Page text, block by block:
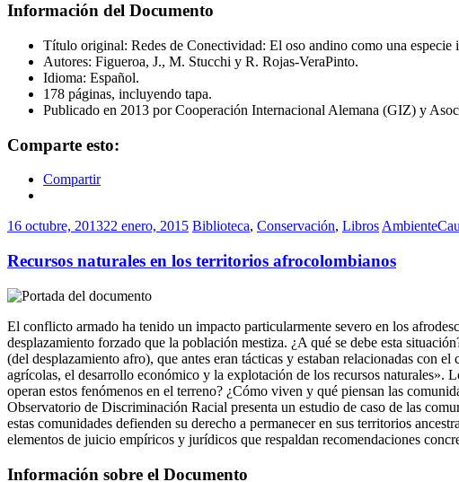
Información del Documento
Título original: Redes de Conectividad: El oso andino como una
Autores: Figueroa, J., M. Stucchi y R. Rojas-VeraPinto.
Idioma: Español.
178 páginas, incluyendo tapa.
Publicado en 2013 por Cooperación Internacional Alemana (GIZ) y
Comparte esto:
Compartir
16 octubre, 201322 enero, 2015 Biblioteca, Conservación, LibrosAmbiente
Recursos naturales en los territorios afrocolombianos
El conflicto armado ha tenido un impacto particularmente severo en los
desplazamiento forzado que la población mestiza. ¿A qué se debe esta
(del desplazamiento afro), que antes eran tácticas y estaban relacionadas con
agrícolas, el desarrollo económico y la explotación de los recursos
operan estos fenómenos en el terreno? ¿Cómo viven y qué piensan las
Observatorio de Discriminación Racial presenta un estudio de caso de las
estas comunidades defienden su derecho a permanecer en sus territorios
elementos de juicio empíricos y jurídicos que respaldan recomendaciones
Información sobre el Documento